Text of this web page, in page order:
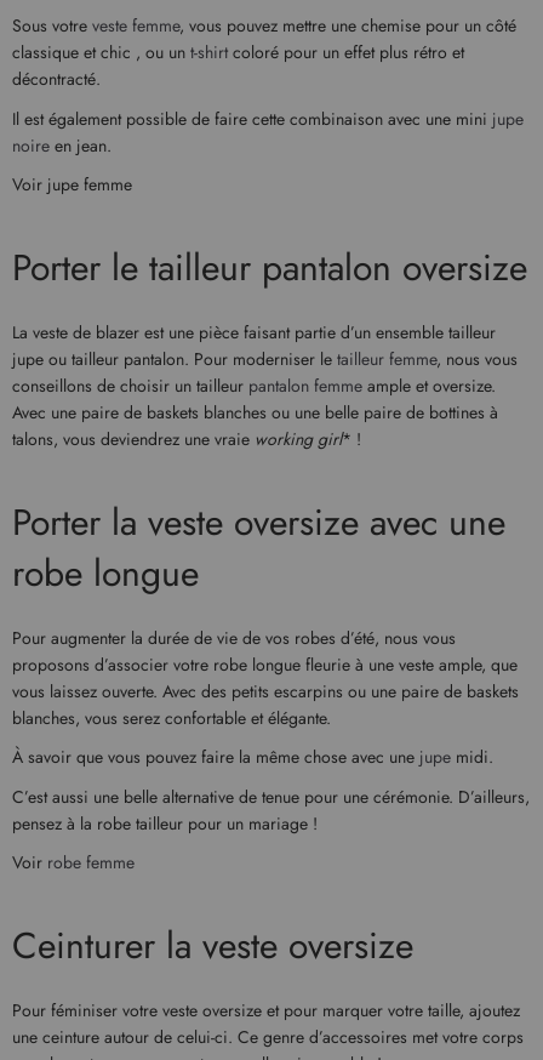
Sous votre veste femme, vous pouvez mettre une chemise pour un côté
classique et chic , ou un t-shirt coloré pour un effet plus rétro et
décontracté.
Il est également possible de faire cette combinaison avec une mini jupe
noire en jean.
Voir jupe femme
Porter le tailleur pantalon oversize
La veste de blazer est une pièce faisant partie d’un ensemble tailleur
jupe ou tailleur pantalon. Pour moderniser le tailleur femme, nous vous
conseillons de choisir un tailleur pantalon femme ample et oversize.
Avec une paire de baskets blanches ou une belle paire de bottines à
talons, vous deviendrez une vraie working girl* !
Porter la veste oversize avec une
robe longue
Pour augmenter la durée de vie de vos robes d’été, nous vous
proposons d’associer votre robe longue fleurie à une veste ample, que
vous laissez ouverte. Avec des petits escarpins ou une paire de baskets
blanches, vous serez confortable et élégante.
À savoir que vous pouvez faire la même chose avec une jupe midi.
C’est aussi une belle alternative de tenue pour une cérémonie. D’ailleurs,
pensez à la robe tailleur pour un mariage !
Voir robe femme
Ceinturer la veste oversize
Pour féminiser votre veste oversize et pour marquer votre taille, ajoutez
une ceinture autour de celui-ci. Ce genre d’accessoires met votre corps